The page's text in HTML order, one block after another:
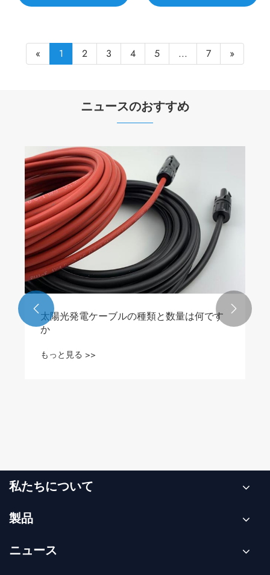
« 1 2 3 4 5 ... 7 »
ニュースのおすすめ
太陽光発電ケーブルの種類と数量は何です
か
もっと見る >>
 
私たちについて
製品
ニュース